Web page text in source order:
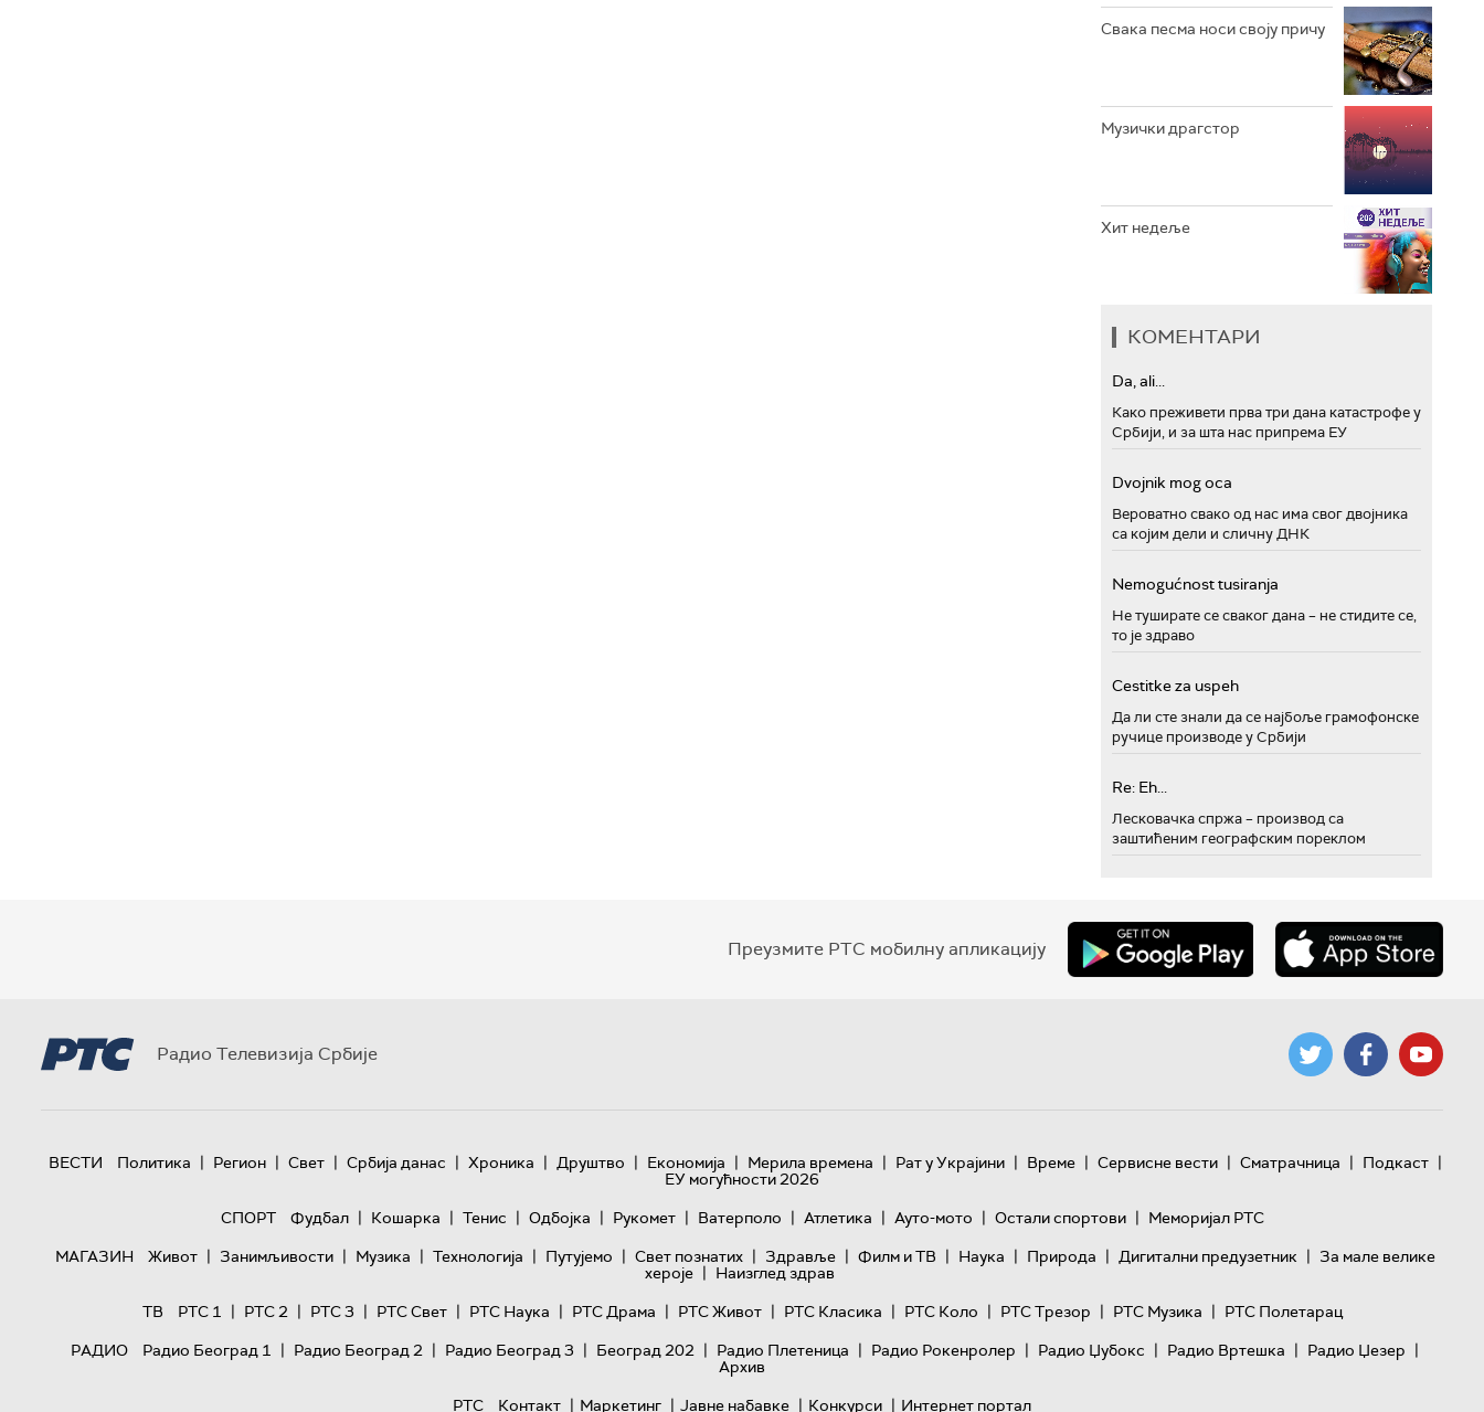
Свака песма носи своју причу
Музички драгстор
Хит недеље
КОМЕНТАРИ
Da, ali...
Како преживети прва три дана катастрофе у
Србији, и за шта нас припрема ЕУ
Dvojnik mog oca
Вероватно свако од нас има свог двојника
са којим дели и сличну ДНК
Nemogućnost tusiranja
Не туширате се сваког дана – не стидите се,
то је здраво
Cestitke za uspeh
Да ли сте знали да се најбоље грамофонске
ручице производе у Србији
Re: Eh...
Лесковачка спржа – производ са
заштићеним географским пореклом
Преузмите РТС мобилну апликацију
Радио Телевизија Србије
ВЕСТИ Политика | Регион | Свет | Србија данас | Хроника | Друштво | Економија | Мерила времена | Рат у Украјини | Време | Сервисне вести | Сматрачница | Подкаст |
ЕУ могућности 2026
СПОРТ
Фудбал | Кошарка | Тенис | Одбојка | Рукомет | Ватерполо | Атлетика | Ауто-мото | Остали спортови | Меморијал РТС
МАГАЗИН
Живот | Занимљивости | Музика | Технологијa | Путујемо | Свет познатих | Здравље | Филм и ТВ | Наука | Природа | Дигитални предузетник | За мале велике
хероје | Наизглед здрав
ТВ
РТС 1 | РТС 2 | РТС 3 | РТС Свет | РТС Наука | РТС Драма | РТС Живот | РТС Класика | РТС Коло | РТС Трезор | РТС Музика | РТС Полетарац
РАДИО
Радио Београд 1 | Радио Београд 2 | Радио Београд 3 | Београд 202 | Радио Плетеница | Радио Рокенролер | Радио Џубокс | Радио Вртешка | Радио Џезер |
Архив
РТС
Контакт | Маркетинг | Јавне набавке | Конкурси | Интернет портал